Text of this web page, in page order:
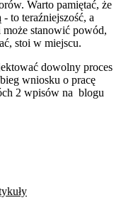
Warto pamiętać, że
to teraźniejszość, a
stanowić powód,
stoi w miejscu.
dowolny proces
wniosku o pracę
2 wpisów na blogu